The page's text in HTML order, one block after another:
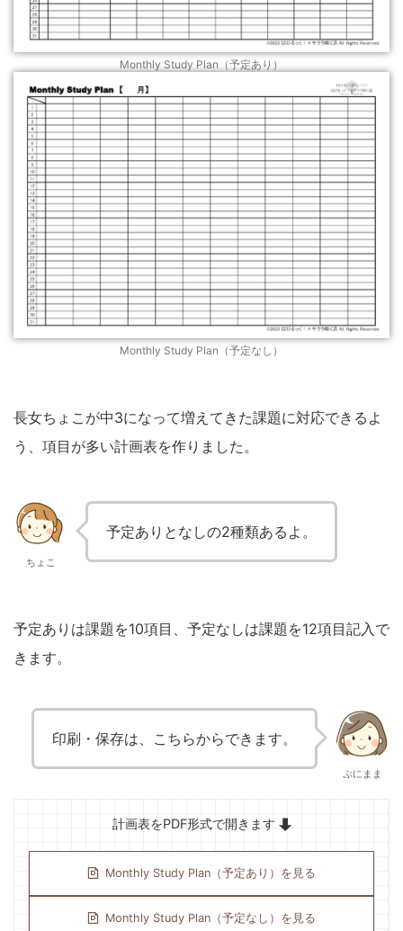
Monthly Study Plan（予定あり）
Monthly Study Plan（予定なし）
長女ちょこが中3になって増えてきた課題に対応できるよ
う、項目が多い計画表を作りました。
ちょこ
予定ありとなしの2種類あるよ。
予定ありは課題を10項目、予定なしは課題を12項目記入で
きます。
印刷・保存は、こちらからできます。
ぷにまま
計画表をPDF形式で開きます
Monthly Study Plan（予定あり）を見る
Monthly Study Plan（予定なし）を見る